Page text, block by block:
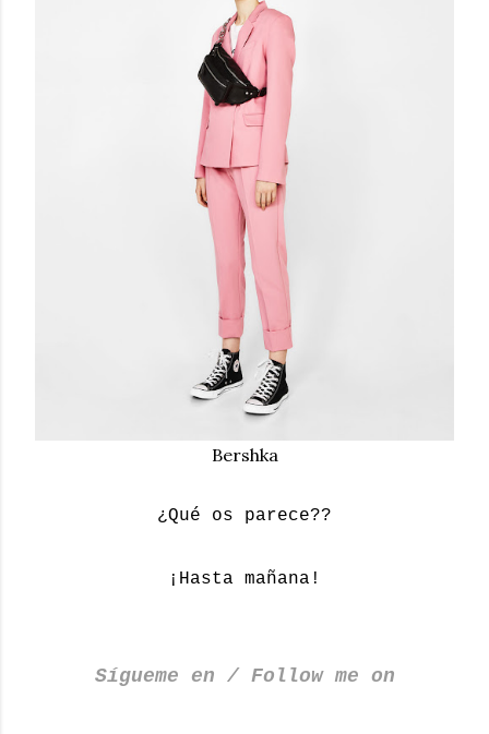
Bershka
¿Qué os parece??
¡Hasta mañana!
Sígueme en / Follow me on